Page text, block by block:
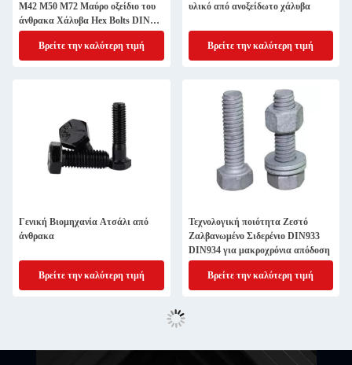
M42 M50 M72 Μαύρο οξείδιο του
άνθρακα Χάλυβα Hex Bolts DIN
Standard
Βρείτε την καλύτερη τιμή
υλικό από ανοξείδωτο χάλυβα
Βρείτε την καλύτερη τιμή
Γενική Βιομηχανία Ατσάλι από
άνθρακα
Βρείτε την καλύτερη τιμή
Τεχνολογική ποιότητα Ζεστό
Ζαλβανωμένο Σιδερένιο DIN933
DIN934 για μακροχρόνια απόδοση
Βρείτε την καλύτερη τιμή